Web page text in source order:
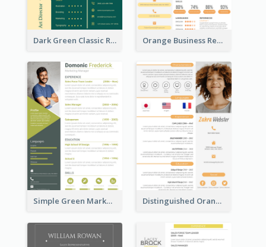
Dark Green Classic Resume Orange Business Resume
Simple Green Marketer Resume Distinguished Orange College Student Resume